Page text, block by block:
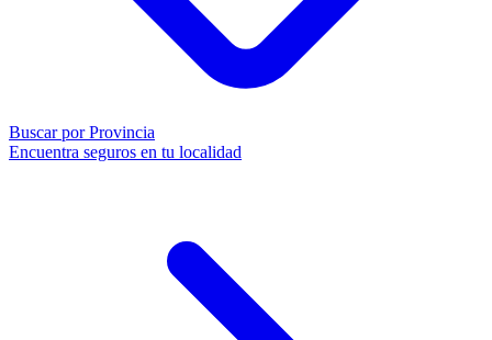
Buscar por Provincia
Encuentra seguros en tu localidad